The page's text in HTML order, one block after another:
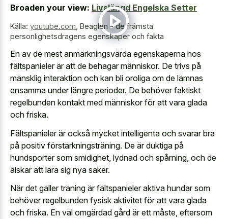
Broaden your view: Livslängd Engelska Setter
Källa: youtube.com Beaglen - de främsta
personlighetsdragens egenskaper och fakta
En av de mest anmärkningsvärda egenskaperna hos
fältspanieler är att de behagar människor. De trivs på
mänsklig interaktion och kan bli oroliga om de lämnas
ensamma under längre perioder. De behöver faktiskt
regelbunden kontakt med människor för att vara glada
och friska.
Fältspanieler är också mycket intelligenta och svarar bra
på positiv förstärkningsträning. De är duktiga på
hundsporter som smidighet, lydnad och spårning, och de
älskar att lära sig nya saker.
När det gäller träning är fältspanieler aktiva hundar som
behöver regelbunden fysisk aktivitet för att vara glada
och friska. En väl omgärdad gård är ett måste, eftersom